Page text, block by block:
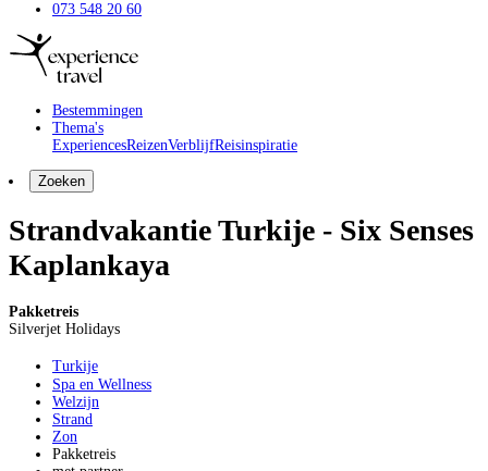
073 548 20 60
Bestemmingen
Thema's
ExperiencesReizenVerblijfReisinspiratie
Zoeken
Strandvakantie Turkije - Six Senses
Kaplankaya
Pakketreis
Silverjet Holidays
Turkije
Spa en Wellness
Welzijn
Strand
Zon
Pakketreis